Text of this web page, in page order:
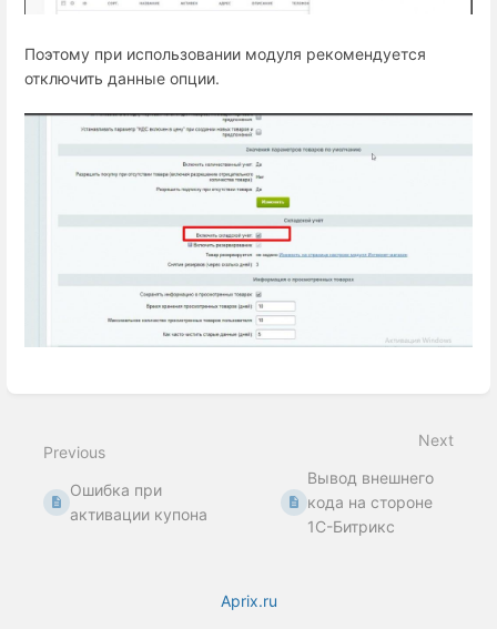
Поэтому при использовании модуля рекомендуется
отключить данные опции.
mode
Previous
Ошибка при
активации купона
Next
Вывод внешнего
кода на стороне
1С-Битрикс
Aprix.ru